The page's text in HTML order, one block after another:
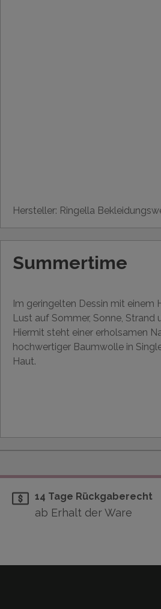
Hersteller: Ringella
Summertime
Im geringelten Dessin mit
Lust auf Sommer, Sonne,
Hiermit steht einer erholsamen
hochwertiger Baumwolle in
Haut.
14 Tage Rückgaberecht
ab Erhalt der Ware